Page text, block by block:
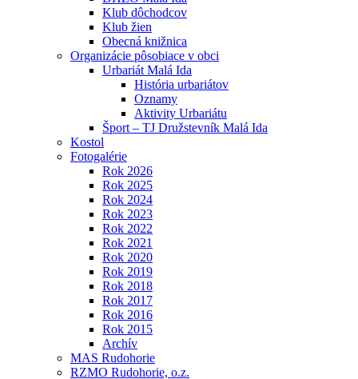
Klub dôchodcov
Klub žien
Obecná knižnica
Organizácie pôsobiace v obci
Urbariát Malá Ida
História urbariátov
Oznamy
Aktivity Urbariátu
Šport – TJ Družstevník Malá Ida
Kostol
Fotogalérie
Rok 2026
Rok 2025
Rok 2024
Rok 2023
Rok 2022
Rok 2021
Rok 2020
Rok 2019
Rok 2018
Rok 2017
Rok 2016
Rok 2015
Archív
MAS Rudohorie
RZMO Rudohorie, o.z.